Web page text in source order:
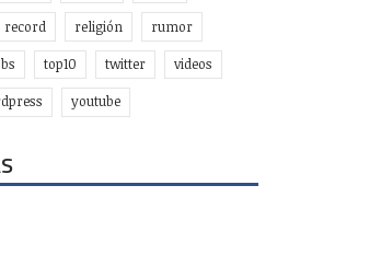
record religión rumor
top10 twitter videos
youtube